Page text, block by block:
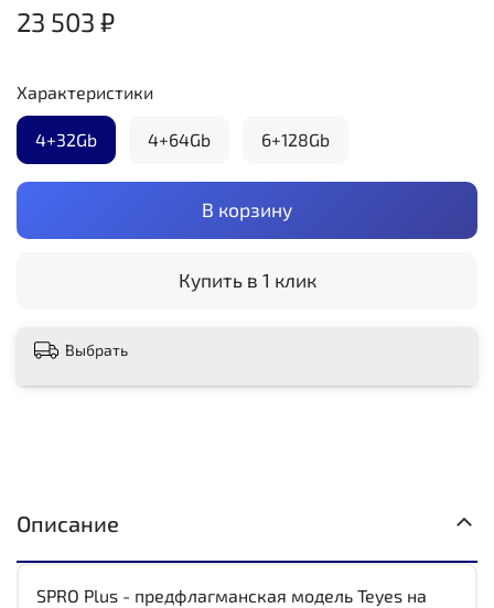
23 503 ₽
В корзину
Купить в 1 клик
Характеристики
4+32Gb 4+64Gb 6+128Gb
Выбрать
Описание
SPRO Plus - предфлагманская модель Teyes на